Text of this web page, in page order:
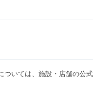
いては、施設・店舗の公